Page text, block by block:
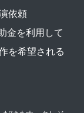
依頼
金を利用して
を希望される